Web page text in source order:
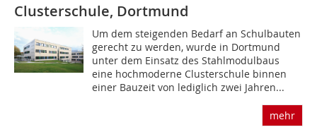
Clusterschule, Dortmund
Um dem steigenden Bedarf an Schulbauten
gerecht zu werden, wurde in Dortmund
unter dem Einsatz des Stahlmodulbaus
eine hochmoderne Clusterschule binnen
einer Bauzeit von lediglich zwei Jahren...
mehr